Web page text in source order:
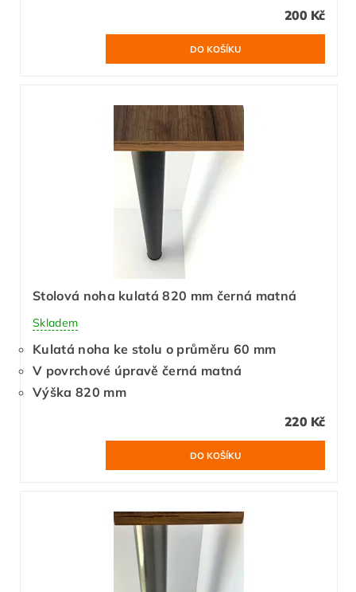
200 Kč
Stolová noha kulatá 820 mm černá matná
Skladem
Kulatá noha ke stolu o průměru 60 mm
V povrchové úpravě černá matná
Výška 820 mm
220 Kč